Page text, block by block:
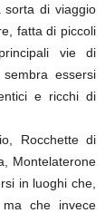
sorta di viaggio
fatta di piccoli
vie di
essersi
e ricchi di
Rocchette di
Montelaterone
in luoghi che,
che invece